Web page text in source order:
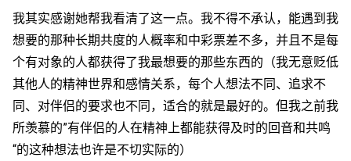
我其实感谢她帮我看清了这一点。我不得不承认，能遇到我
想要的那种长期共度的人概率和中彩票差不多，并且不是每
个有对象的人都获得了我最想要的那些东西的（我无意贬低
其他人的精神世界和感情关系，每个人想法不同、追求不
同、对伴侣的要求也不同，适合的就是最好的。但我之前我
所羡慕的”有伴侣的人在精神上都能获得及时的回音和共鸣
“的这种想法也许是不切实际的）